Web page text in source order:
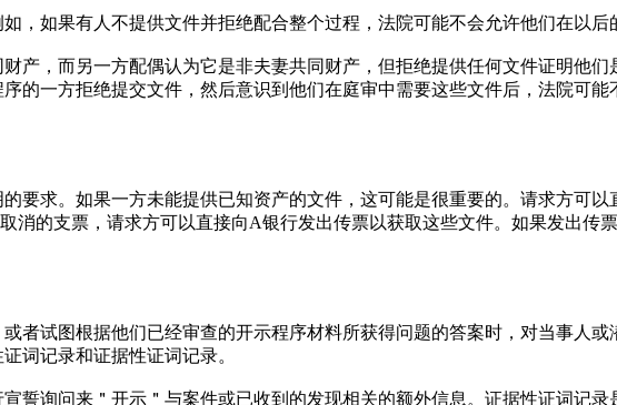
，如果有人不提供文件并拒绝配合整个过程，法院可能不会允许他们在以后
产，而另一方配偶认为它是非夫妻共同财产，但拒绝提供任何文件证明他
的一方拒绝提交文件，然后意识到他们在庭审中需要这些文件后，法院可
要求。如果一方未能提供已知资产的文件，这可能是很重要的。请求方可
消的支票，请求方可以直接向A银行发出传票以获取这些文件。如果发出传
者试图根据他们已经审查的开示程序材料所获得问题的答案时，对当事人
词记录和证据性证词记录。
誓询问来＂开示＂与案件或已收到的发现相关的额外信息。证据性证词记